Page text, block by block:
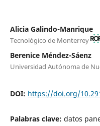
Alicia Galindo-Manrique
Tecnológico de Monterrey
Berenice Méndez-Sáenz
Universidad Autónoma de
DOI: https://doi.org/
Palabras clave: datos